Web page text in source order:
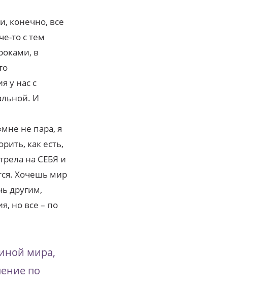
конечно, все
то с тем
в
у нас с
И
не пара, я
как есть,
на СЕБЯ и
Хочешь мир
другим,
но все – по
мира,
по